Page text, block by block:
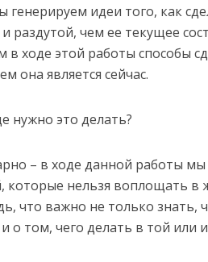
генерируем идеи того, как
раздутой, чем ее текущее
в ходе этой работы способы
она является сейчас.
нужно это делать?
– в ходе данной работы
которые нельзя воплощать в
что важно не только знать,
о том, чего делать в той или